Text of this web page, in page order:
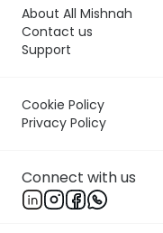
About All Mishnah
Contact us
Support
Cookie Policy
Privacy Policy
Connect with us
Rabbi Aryeh
הָיָה אוֹמֵר: אִם לָמַדְתָּ
לְכָךְ נוֹצָרְתָּ. חֲמִשָּׁה
רַבִּי אֱלִיעֶזֶר בֶּן
וְרַבִּי שִׁמְעוֹן בֶּן
שְׁבָחָן: רַבִּי אֱלִיעֶזֶר בֶּן
יְהוֹשֻׁעַ בֶּן חֲנַנְיָה —